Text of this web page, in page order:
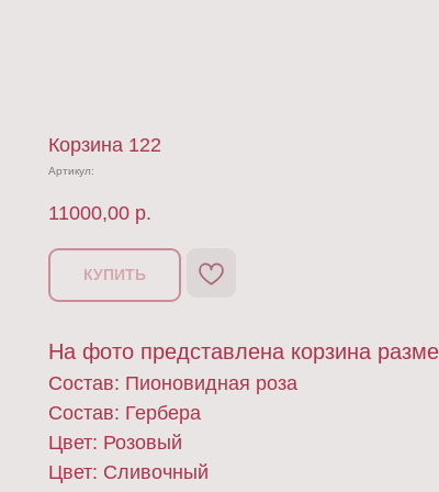
Корзина 122
Артикул:
11000,00 р.
КУПИТЬ
На фото представлена корзина
Состав: Пионовидная роза
Состав: Гербера
Цвет: Розовый
Цвет: Сливочный